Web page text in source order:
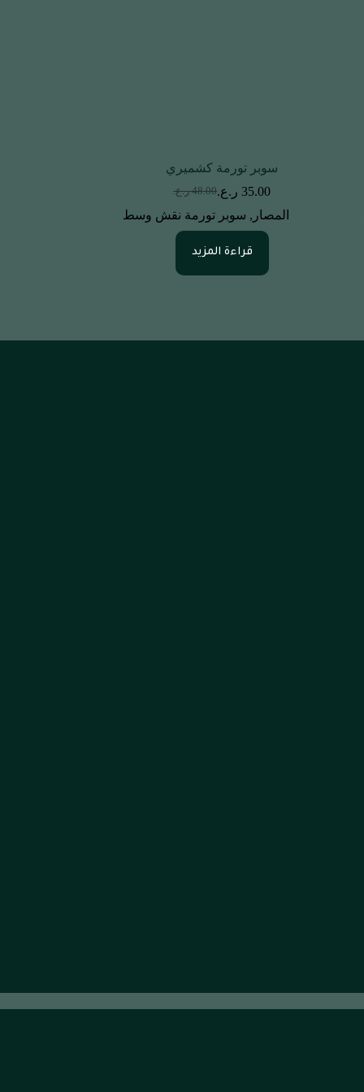
سوبر تورمة كشميري
48.00 ر.ع. السعر
الأصلي
هو:
48.00 ر.ع..
35.00 ر.ع.السعر
الحالي
هو:
35.00 ر.ع..
المصار , سوبر تورمة نقش وسط
قراءة المزيد